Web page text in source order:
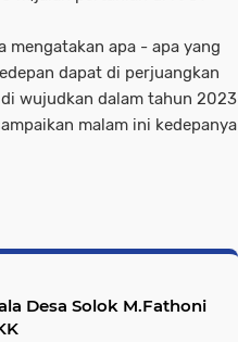
mengatakan apa - apa yang
dapat di perjuangkan
wujudkan dalam tahun 2023
malam ini kedepanya
Desa Solok M.Fathoni